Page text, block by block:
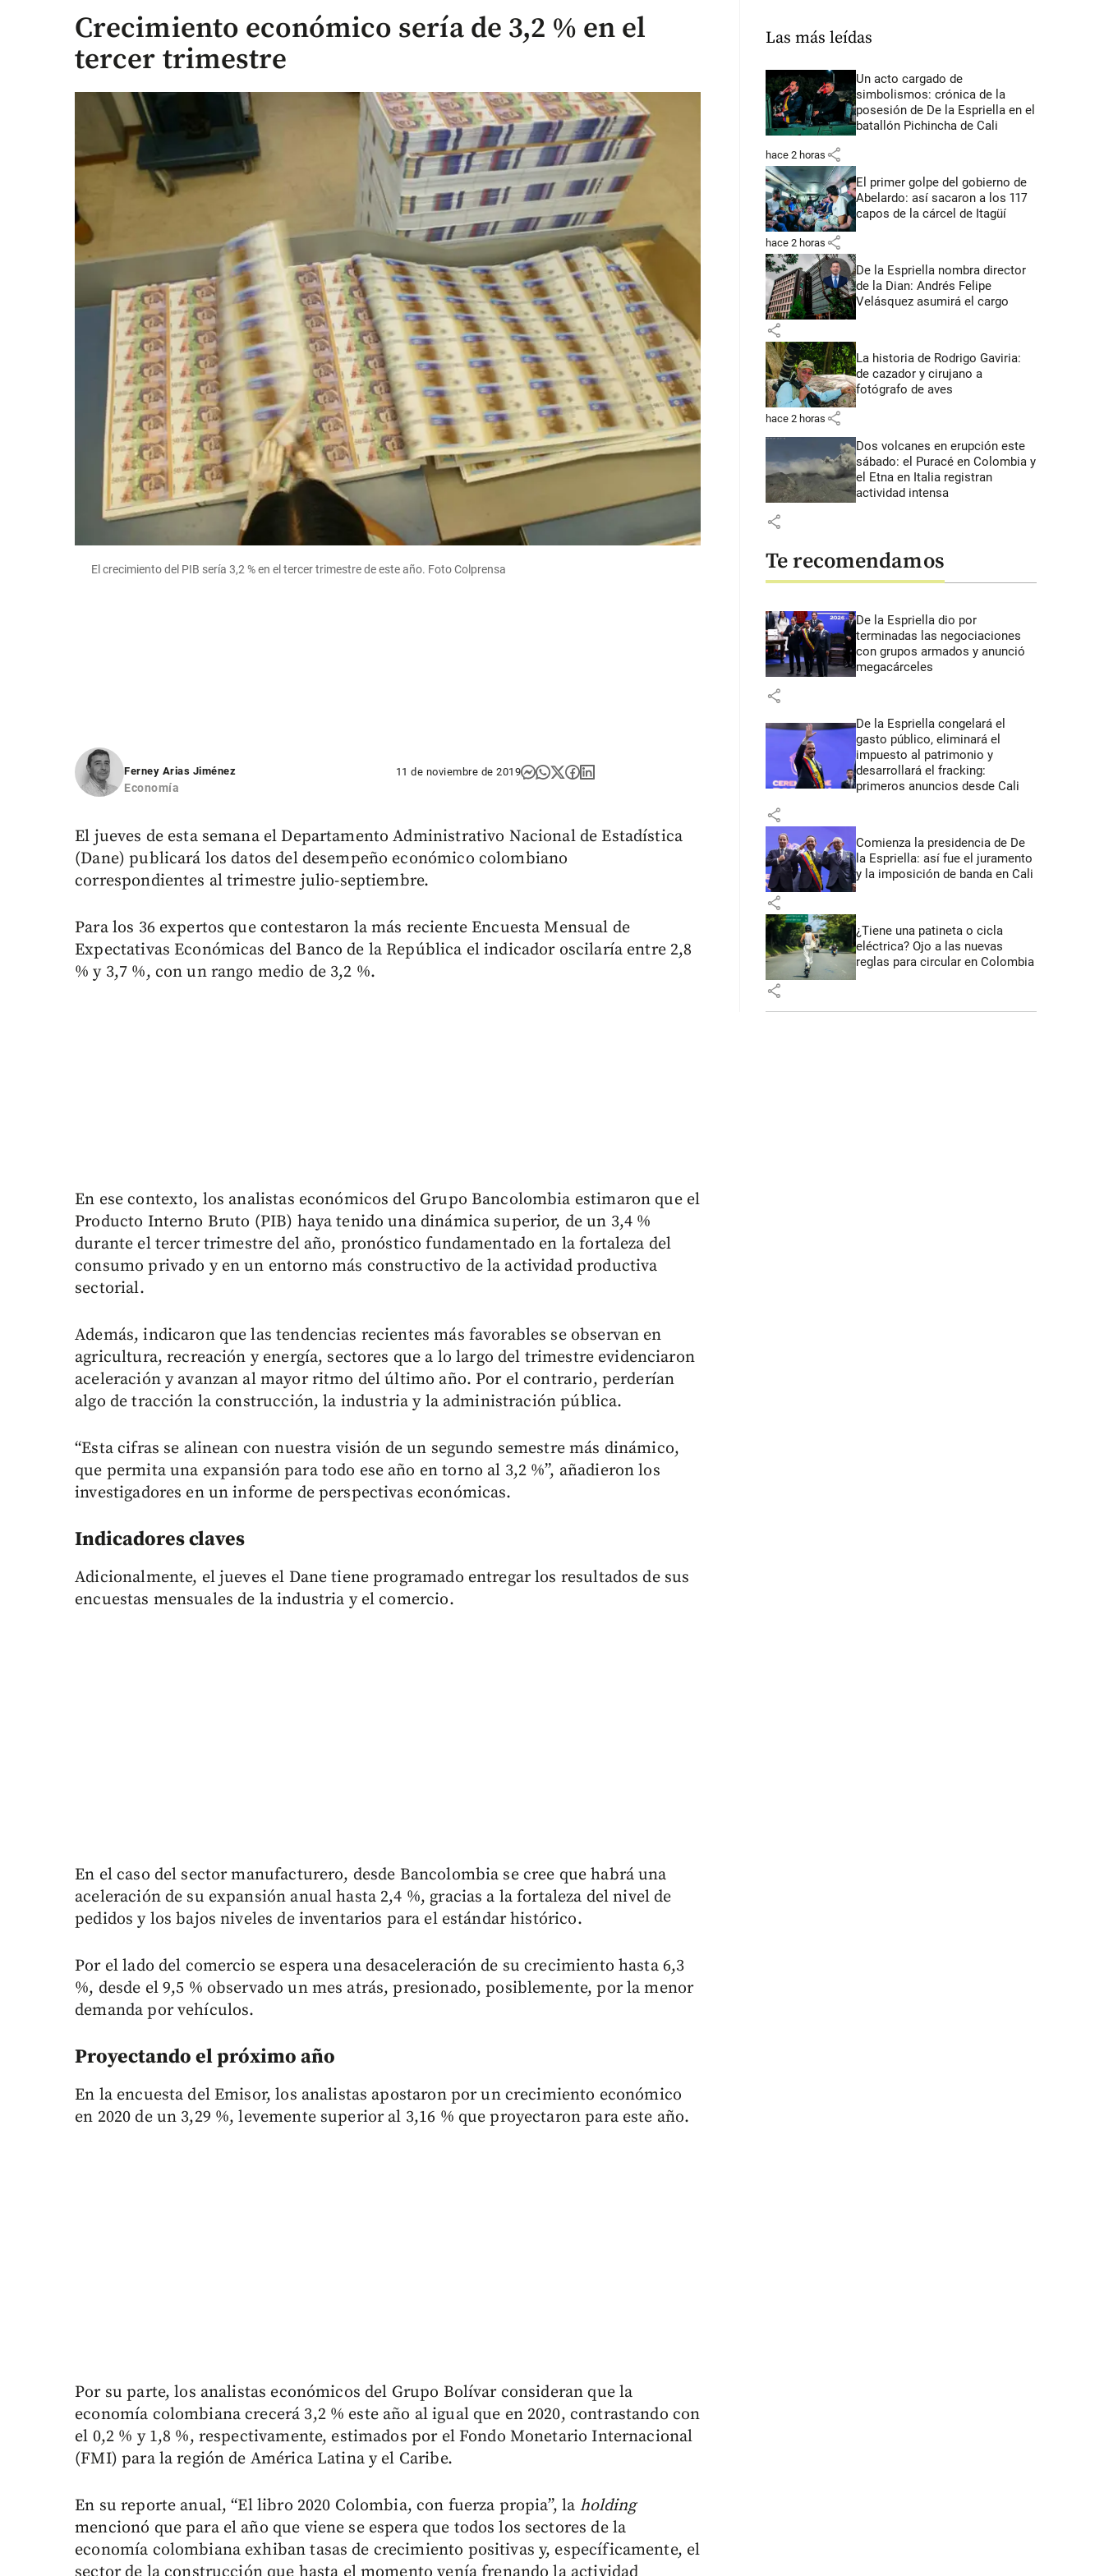
Crecimiento económico sería de 3,2 % en el
tercer trimestre
El crecimiento del PIB sería 3,2 % en el tercer trimestre de este año. Foto Colprensa
Ferney Arias Jiménez
Economía
11 de noviembre de 2019
El jueves de esta semana el Departamento Administrativo Nacional de Estadística
(Dane) publicará los datos del desempeño económico colombiano
correspondientes al trimestre julio-septiembre.
Para los 36 expertos que contestaron la más reciente Encuesta Mensual de
Expectativas Económicas del Banco de la República el indicador oscilaría entre 2,8
% y 3,7 %, con un rango medio de 3,2 %.
En ese contexto, los analistas económicos del Grupo Bancolombia estimaron que el
Producto Interno Bruto (PIB) haya tenido una dinámica superior, de un 3,4 %
durante el tercer trimestre del año, pronóstico fundamentado en la fortaleza del
consumo privado y en un entorno más constructivo de la actividad productiva
sectorial.
Además, indicaron que las tendencias recientes más favorables se observan en
agricultura, recreación y energía, sectores que a lo largo del trimestre evidenciaron
aceleración y avanzan al mayor ritmo del último año. Por el contrario, perderían
algo de tracción la construcción, la industria y la administración pública.
“Esta cifras se alinean con nuestra visión de un segundo semestre más dinámico,
que permita una expansión para todo ese año en torno al 3,2 %”, añadieron los
investigadores en un informe de perspectivas económicas.
Indicadores claves
Adicionalmente, el jueves el Dane tiene programado entregar los resultados de sus
encuestas mensuales de la industria y el comercio.
En el caso del sector manufacturero, desde Bancolombia se cree que habrá una
aceleración de su expansión anual hasta 2,4 %, gracias a la fortaleza del nivel de
pedidos y los bajos niveles de inventarios para el estándar histórico.
Por el lado del comercio se espera una desaceleración de su crecimiento hasta 6,3
%, desde el 9,5 % observado un mes atrás, presionado, posiblemente, por la menor
demanda por vehículos.
Proyectando el próximo año
En la encuesta del Emisor, los analistas apostaron por un crecimiento económico
en 2020 de un 3,29 %, levemente superior al 3,16 % que proyectaron para este año.
Por su parte, los analistas económicos del Grupo Bolívar consideran que la
economía colombiana crecerá 3,2 % este año al igual que en 2020, contrastando con
el 0,2 % y 1,8 %, respectivamente, estimados por el Fondo Monetario Internacional
(FMI) para la región de América Latina y el Caribe.
En su reporte anual, “El libro 2020 Colombia, con fuerza propia”, la holding
mencionó que para el año que viene se espera que todos los sectores de la
economía colombiana exhiban tasas de crecimiento positivas y, específicamente, el
Las más leídas
Un acto cargado de
simbolismos: crónica de la
posesión de De la Espriella en el
batallón Pichincha de Cali
hace 2 horas share
El primer golpe del gobierno de
Abelardo: así sacaron a los 117
capos de la cárcel de Itagüí
hace 2 horas share
De la Espriella nombra director
de la Dian: Andrés Felipe
Velásquez asumirá el cargo
share
La historia de Rodrigo Gaviria:
de cazador y cirujano a
fotógrafo de aves
hace 2 horas share
Dos volcanes en erupción este
sábado: el Puracé en Colombia y
el Etna en Italia registran
actividad intensa
share
Te recomendamos
De la Espriella dio por
terminadas las negociaciones
con grupos armados y anunció
megacárceles
share
De la Espriella congelará el
gasto público, eliminará el
impuesto al patrimonio y
desarrollará el fracking:
primeros anuncios desde Cali
share
Comienza la presidencia de De
la Espriella: así fue el juramento
y la imposición de banda en Cali
share
¿Tiene una patineta o cicla
eléctrica? Ojo a las nuevas
reglas para circular en Colombia
share